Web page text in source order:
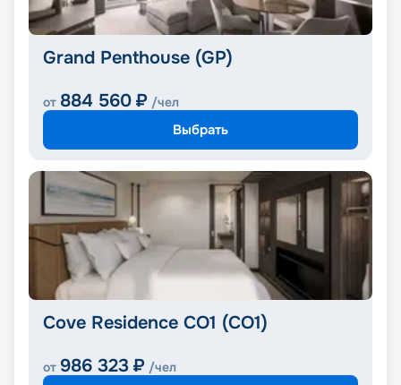
Grand Penthouse (GP)
от 884 560 ₽ /чел
Выбрать
Cove Residence CO1 (CO1)
от 986 323 ₽ /чел